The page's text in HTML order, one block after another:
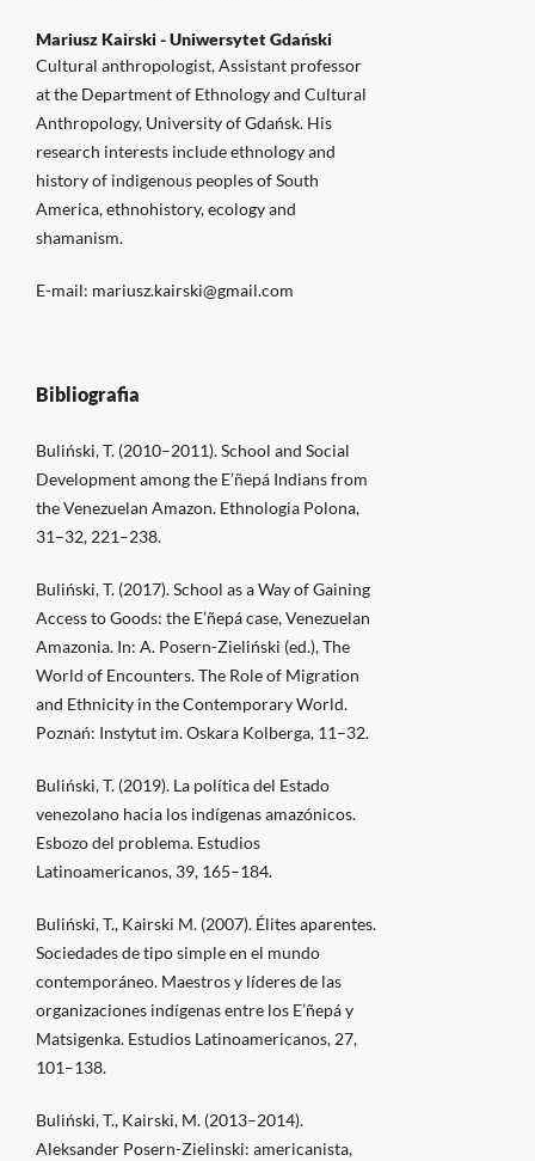
Mariusz Kairski -Uniwersytet Gdański
Cultural anthropologist, Assistant professor
at the Department of Ethnology and Cultural
Anthropology, University of Gdańsk. His
research interests include ethnology and
history of indigenous peoples of South
America, ethnohistory, ecology and
shamanism.
E-mail: mariusz.kairski@gmail.com
Bibliografia
Buliński, T. (2010–2011). School and Social
Development among the E’ñepá Indians from
the Venezuelan Amazon. Ethnologia Polona,
31–32, 221–238.
Buliński, T. (2017). School as a Way of Gaining
Access to Goods: the E’ñepá case, Venezuelan
Amazonia. In: A. Posern-Zieliński (ed.), The
World of Encounters. The Role of Migration
and Ethnicity in the Contemporary World.
Poznań: Instytut im. Oskara Kolberga, 11–32.
Buliński, T. (2019). La política del Estado
venezolano hacia los indígenas amazónicos.
Esbozo del problema. Estudios
Latinoamericanos, 39, 165–184.
Buliński, T., Kairski M. (2007). Élites aparentes.
Sociedades de tipo simple en el mundo
contemporáneo. Maestros y líderes de las
organizaciones indígenas entre los E’ñepá y
Matsigenka. Estudios Latinoamericanos, 27,
101–138.
Buliński, T., Kairski, M. (2013–2014).
Aleksander Posern-Zielinski: americanista,